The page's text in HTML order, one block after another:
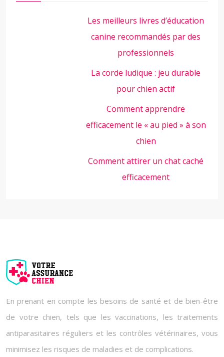
Les meilleurs livres d’éducation
canine recommandés par des
professionnels
La corde ludique : jeu durable
pour chien actif
Comment apprendre
efficacement le « au pied » à son
chien
Comment attirer un chat caché
efficacement
En prenant en compte les besoins de santé et de bien-être
de votre chien, tels que les vaccinations, les traitements
antiparasitaires réguliers et les contrôles vétérinaires, vous
minimisez les risques de maladies et de complications.